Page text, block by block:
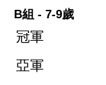
B組 - 7-9歲
冠軍
亞軍